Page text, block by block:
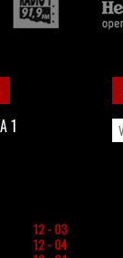
1
12 - 03
12 - 04